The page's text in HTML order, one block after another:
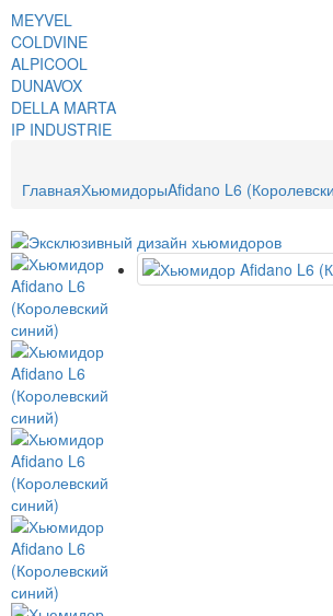
MEYVEL
COLDVINE
ALPICOOL
DUNAVOX
DELLA MARTA
IP INDUSTRIE
ГлавнаяХьюмидорыAfidano L6